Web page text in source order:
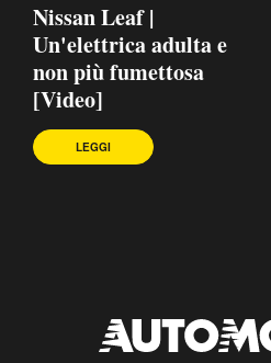
Nissan Leaf |
Un'elettrica adulta e
non più fumettosa
[Video]
LEGGI